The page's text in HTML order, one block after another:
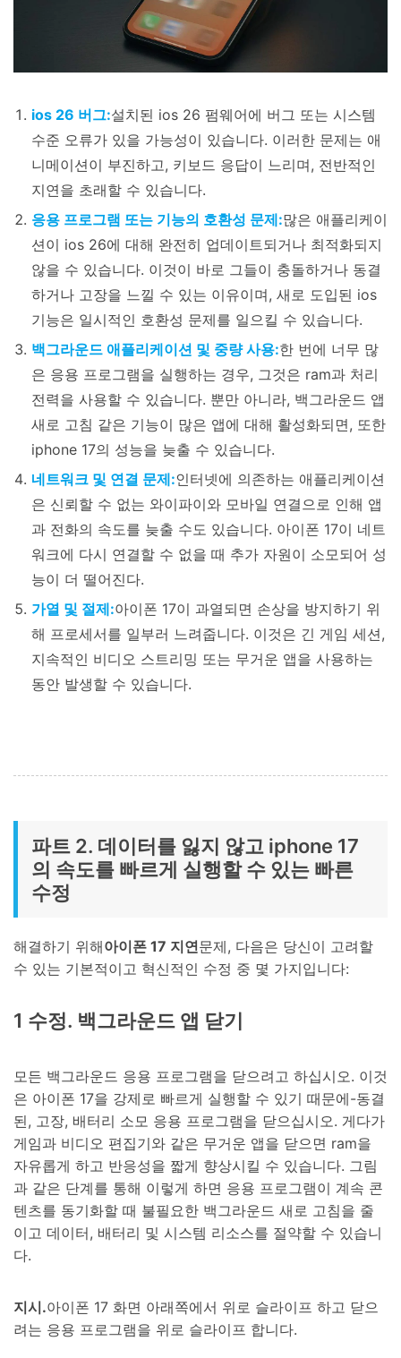
ios 26 버그:설치된 ios 26 펌웨어에 버그 또는 시스템
수준 오류가 있을 가능성이 있습니다. 이러한 문제는 애
니메이션이 부진하고, 키보드 응답이 느리며, 전반적인
지연을 초래할 수 있습니다.
응용 프로그램 또는 기능의 호환성 문제:많은 애플리케이
션이 ios 26에 대해 완전히 업데이트되거나 최적화되지
않을 수 있습니다. 이것이 바로 그들이 충돌하거나 동결
하거나 고장을 느낄 수 있는 이유이며, 새로 도입된 ios
기능은 일시적인 호환성 문제를 일으킬 수 있습니다.
백그라운드 애플리케이션 및 중량 사용:한 번에 너무 많
은 응용 프로그램을 실행하는 경우, 그것은 ram과 처리
전력을 사용할 수 있습니다. 뿐만 아니라, 백그라운드 앱
새로 고침 같은 기능이 많은 앱에 대해 활성화되면, 또한
iphone 17의 성능을 늦출 수 있습니다.
네트워크 및 연결 문제:인터넷에 의존하는 애플리케이션
은 신뢰할 수 없는 와이파이와 모바일 연결으로 인해 앱
과 전화의 속도를 늦출 수도 있습니다. 아이폰 17이 네트
워크에 다시 연결할 수 없을 때 추가 자원이 소모되어 성
능이 더 떨어진다.
가열 및 절제:아이폰 17이 과열되면 손상을 방지하기 위
해 프로세서를 일부러 느려줍니다. 이것은 긴 게임 세션,
지속적인 비디오 스트리밍 또는 무거운 앱을 사용하는
동안 발생할 수 있습니다.
파트 2. 데이터를 잃지 않고 iphone 17
의 속도를 빠르게 실행할 수 있는 빠른
수정
해결하기 위해아이폰 17 지연문제, 다음은 당신이 고려할
수 있는 기본적이고 혁신적인 수정 중 몇 가지입니다:
1 수정. 백그라운드 앱 닫기
모든 백그라운드 응용 프로그램을 닫으려고 하십시오. 이것
은 아이폰 17을 강제로 빠르게 실행할 수 있기 때문에-동결
된, 고장, 배터리 소모 응용 프로그램을 닫으십시오. 게다가
게임과 비디오 편집기와 같은 무거운 앱을 닫으면 ram을
자유롭게 하고 반응성을 짧게 향상시킬 수 있습니다. 그림
과 같은 단계를 통해 이렇게 하면 응용 프로그램이 계속 콘
텐츠를 동기화할 때 불필요한 백그라운드 새로 고침을 줄
이고 데이터, 배터리 및 시스템 리소스를 절약할 수 있습니
다.
지시.아이폰 17 화면 아래쪽에서 위로 슬라이프 하고 닫으
려는 응용 프로그램을 위로 슬라이프 합니다.